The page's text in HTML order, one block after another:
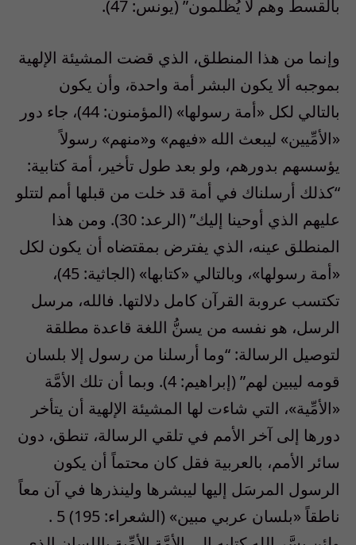
بالقسط وهم لا يُظلمون” (يونس: 47).
وإنما من هذا المنطلق، الذي قضت المشيئة الإلهية
بموجبه ألا يكون البشر أمة واحدة، وأن يكون
بالتالي لكل «أمة رسولها» (المؤمنون: 44)، جاء دور
«الأمِّيين» ليبعث الله «فيهم» و«منهم» رسولاً
يؤسسهم بدورهم، ولو بعد طول تأخير، أمة كتابية:
“كذلك أرسلناك في أمة قد خلت من قبلها أمم لتتلو
عليهم الذي أوحينا إليك” (الرعد: 30). ومن هذا
المنطلق عينه، الذي يفترض بمقتضاه أن يكون لكل
«أمة رسولها»، وبالتالي «كتابها» (الجاثية: 45)،
تكتسب عروبة القرآن كامل دلالتها. فالله، مرسل
الرسل، هو نفسه من يسنُّ اللغة قاعدة مطلقة
لتوصيل الرسالة: “وما أرسلنا من رسول إلا بلسان
قومه ليبين لهم” (إبراهيم: 4). وبما أن تلك الأمَّة
«الأمِّية»، التي شاءت لها المشيئة الإلهية أن يتأخر
دورها إلى آخر الأمم في تلقي الرسالة، تنطق، دون
سائر الأمم، بالعربية فقل كان محتماً أن يكون
الرسول المرسَل إليها ليبشرها ولينذرها في آن معاً
ناطقاً «بلسان عربي مبين» (الشعراء: 195) 5 .